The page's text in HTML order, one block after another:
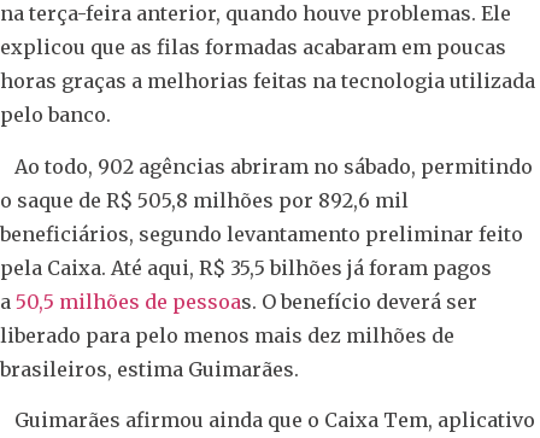
na terça-feira anterior, quando houve problemas. Ele
explicou que as filas formadas acabaram em poucas
horas graças a melhorias feitas na tecnologia utilizada
pelo banco.
Ao todo, 902 agências abriram no sábado, permitindo
o saque de R$ 505,8 milhões por 892,6 mil
beneficiários, segundo levantamento preliminar feito
pela Caixa. Até aqui, R$ 35,5 bilhões já foram pagos
a 50,5 milhões de pessoas. O benefício deverá ser
liberado para pelo menos mais dez milhões de
brasileiros, estima Guimarães.
Guimarães afirmou ainda que o Caixa Tem, aplicativo